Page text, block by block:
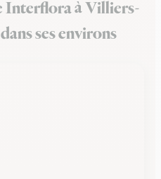
Interflora à Villiers-
ses environs